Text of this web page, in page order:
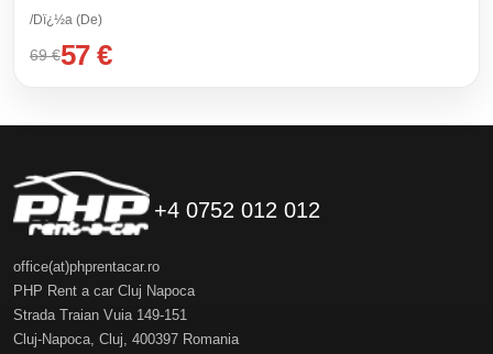
/Dï¿½a (De)
69 €57 €
+4 0752 012 012
office(at)phprentacar.ro
PHP Rent a car Cluj Napoca
Strada Traian Vuia 149-151
Cluj-Napoca, Cluj, 400397 Romania